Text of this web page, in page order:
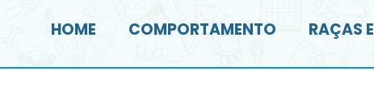
HOME COMPORTAMENTO RAÇAS